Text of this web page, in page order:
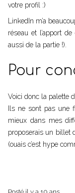
votre profil :)
LinkedIn m’a
réseau et l’apport
aussi de la partie !).
Pour
Voici donc la palette
Ils ne sont pas une
mieux dans mes
proposerais un billet
(ouais c’est hype
par
Olivier